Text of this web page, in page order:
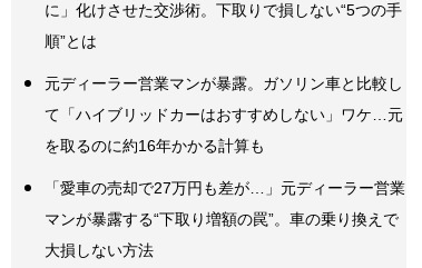
に」化けさせた交渉術。下取りで損しない“5つの手
順”とは
元ディーラー営業マンが暴露。ガソリン車と比較し
て「ハイブリッドカーはおすすめしない」ワケ…元
を取るのに約16年かかる計算も
「愛車の売却で27万円も差が…」元ディーラー営業
マンが暴露する“下取り増額の罠”。車の乗り換えで
大損しない方法